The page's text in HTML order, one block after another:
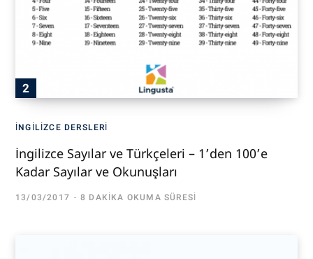
İNGILIZCE DERSLERI
İngilizce Sayılar ve Türkçeleri – 1’den 100’e
Kadar Sayılar ve Okunuşları
13/03/2017 8 DAKIKA OKUMA SÜRESI